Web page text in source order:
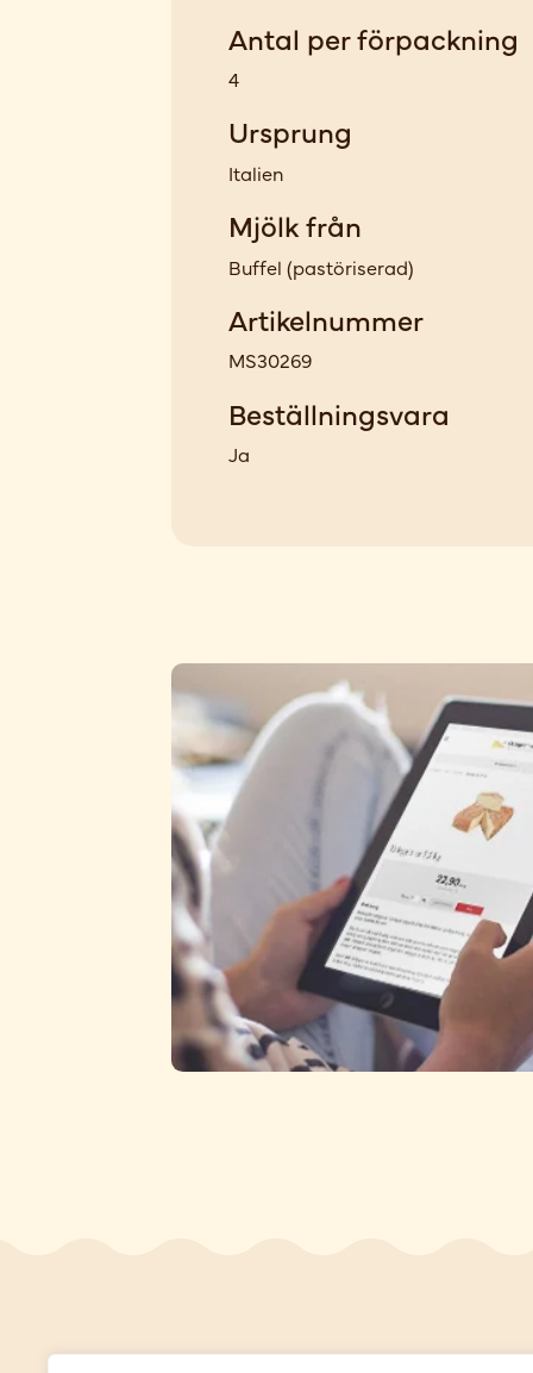
Antal per förpackning
4
Ursprung
Italien
Mjölk från
Buffel (pastöriserad)
Artikelnummer
MS30269
Beställningsvara
Ja